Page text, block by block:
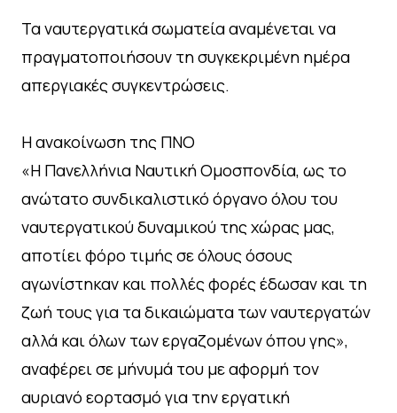
Τα ναυτεργατικά σωματεία αναμένεται να
πραγματοποιήσουν τη συγκεκριμένη ημέρα
απεργιακές συγκεντρώσεις.
Η ανακοίνωση της ΠΝΟ
«Η Πανελλήνια Ναυτική Ομοσπονδία, ως το
ανώτατο συνδικαλιστικό όργανο όλου του
ναυτεργατικού δυναμικού της χώρας μας,
αποτίει φόρο τιμής σε όλους όσους
αγωνίστηκαν και πολλές φορές έδωσαν και τη
ζωή τους για τα δικαιώματα των ναυτεργατών
αλλά και όλων των εργαζομένων όπου γης»,
αναφέρει σε μήνυμά του με αφορμή τον
αυριανό εορτασμό για την εργατική